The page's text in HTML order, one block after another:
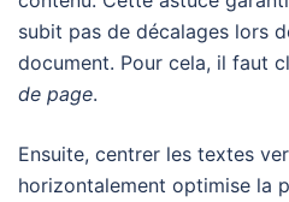
subit pas de décalages lors
document. Pour cela, il faut
de page.
Ensuite, centrer les textes
horizontalement optimise la